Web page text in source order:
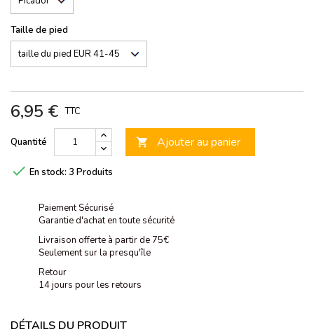
Taille de pied
6,95 € TTC
Quantité  Ajouter au panier
 En stock: 3 Produits
Paiement Sécurisé
Garantie d'achat en toute sécurité
Livraison offerte à partir de 75€
Seulement sur la presqu'île
Retour
14 jours pour les retours
DÉTAILS DU PRODUIT